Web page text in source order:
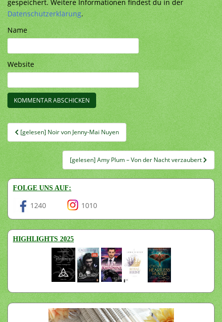
gespeichert. Weitere Informationen findest du in der
Datenschutzerklärung.
Name
Website
Beitragsnavigation
[gelesen] Noir von Jenny-Mai Nuyen
[gelesen] Amy Plum – Von der Nacht verzaubert
FOLGE UNS AUF:
1240 1010
HIGHLIGHTS 2025